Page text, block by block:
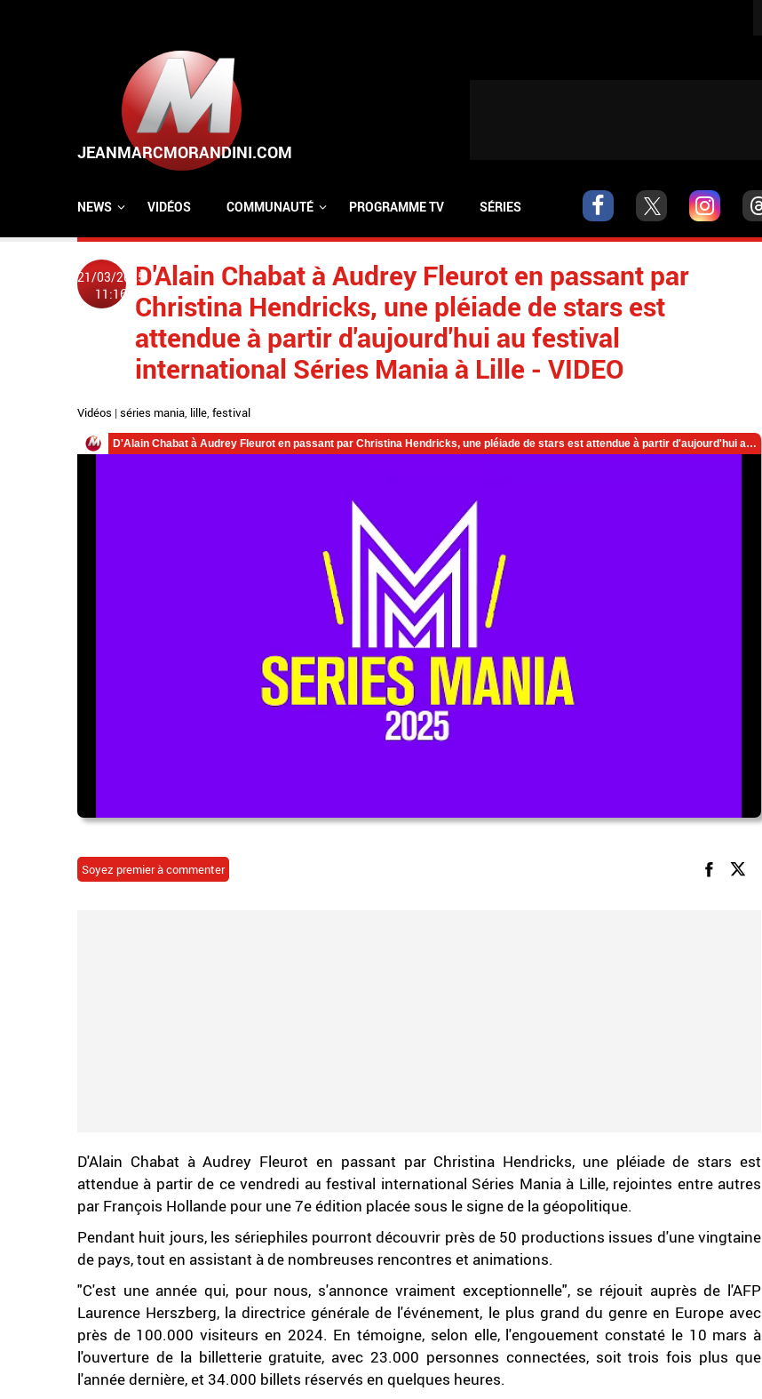
NEWS VIDÉOS COMMUNAUTÉ PROGRAMME TV SÉRIES
21/03/2025
11:16
D'Alain Chabat à Audrey Fleurot en passant par
Christina Hendricks, une pléiade de stars est
attendue à partir d'aujourd'hui au festival
international Séries Mania à Lille - VIDEO
Vidéos | séries mania, lille, festival
Soyez premier à commenter
D'Alain Chabat à Audrey Fleurot en passant par Christina Hendricks, une pléiade de stars est
attendue à partir de ce vendredi au festival international Séries Mania à Lille, rejointes entre autres
par François Hollande pour une 7e édition placée sous le signe de la géopolitique.
Pendant huit jours, les sériephiles pourront découvrir près de 50 productions issues d'une vingtaine
de pays, tout en assistant à de nombreuses rencontres et animations.
"C'est une année qui, pour nous, s'annonce vraiment exceptionnelle", se réjouit auprès de l'AFP
Laurence Herszberg, la directrice générale de l'événement, le plus grand du genre en Europe avec
près de 100.000 visiteurs en 2024. En témoigne, selon elle, l'engouement constaté le 10 mars à
l'ouverture de la billetterie gratuite, avec 23.000 personnes connectées, soit trois fois plus que
l'année dernière, et 34.000 billets réservés en quelques heures.